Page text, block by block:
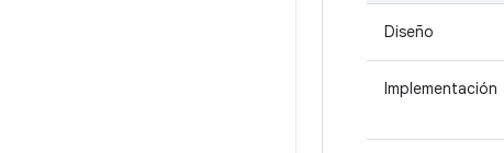
Diseño
Implementación